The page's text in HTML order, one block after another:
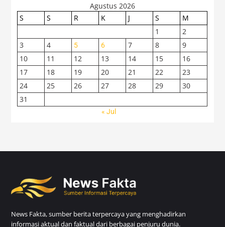
Agustus 2026
S
S R K J S
M
1
2
3
4 5 6 7 8
9
10
11 12 13 14 15
16
17
18 19 20 21 22
23
24
25 26 27 28 29
30
31
« Jul
News Fakta, sumber berita terpercaya yang menghadirkan
informasi aktual dan faktual dari berbagai penjuru dunia.